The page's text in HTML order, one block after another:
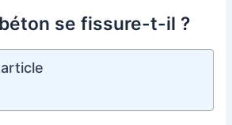
se fissure-t-il ?